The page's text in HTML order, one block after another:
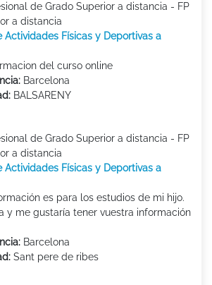
de Grado Superior a distancia - FP
a distancia
Actividades Físicas y Deportivas a
del curso online
Barcelona
BALSARENY
de Grado Superior a distancia - FP
a distancia
Actividades Físicas y Deportivas a
es para los estudios de mi hijo.
y me gustaría tener vuestra información
Barcelona
Sant pere de ribes